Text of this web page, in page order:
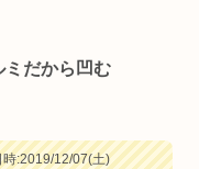
ミだから凹む
:2019/12/07(土)